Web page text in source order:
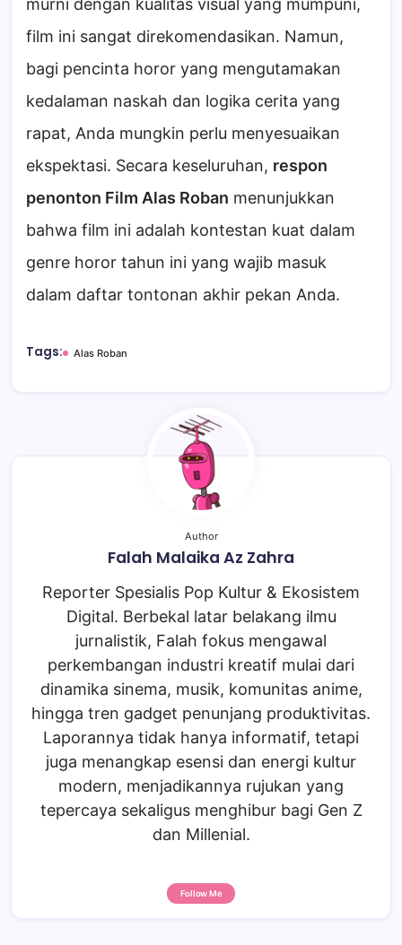
murni dengan kualitas visual yang mumpuni,
film ini sangat direkomendasikan. Namun,
bagi pencinta horor yang mengutamakan
kedalaman naskah dan logika cerita yang
rapat, Anda mungkin perlu menyesuaikan
ekspektasi. Secara keseluruhan, respon
penonton Film Alas Roban menunjukkan
bahwa film ini adalah kontestan kuat dalam
genre horor tahun ini yang wajib masuk
dalam daftar tontonan akhir pekan Anda.
Tags: Alas Roban
Author
Falah Malaika Az Zahra
Reporter Spesialis Pop Kultur & Ekosistem
Digital. Berbekal latar belakang ilmu
jurnalistik, Falah fokus mengawal
perkembangan industri kreatif mulai dari
dinamika sinema, musik, komunitas anime,
hingga tren gadget penunjang produktivitas.
Laporannya tidak hanya informatif, tetapi
juga menangkap esensi dan energi kultur
modern, menjadikannya rujukan yang
tepercaya sekaligus menghibur bagi Gen Z
dan Millenial.
Follow Me